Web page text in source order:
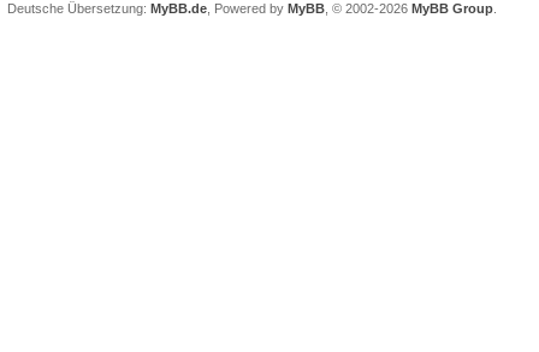
Deutsche Übersetzung: MyBB.de , Powered by MyBB , © 2002-2026 MyBB Group